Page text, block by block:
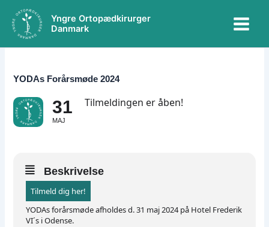
indholdet
Yngre Ortopædkirurger
Danmark
Menu
YODAs Forårsmøde 2024
31
MAJ
Tilmeldingen er åben!
Beskrivelse
Tilmeld dig her!
YODAs forårsmøde afholdes d. 31 maj 2024 på Hotel Frederik
VI´s i Odense.